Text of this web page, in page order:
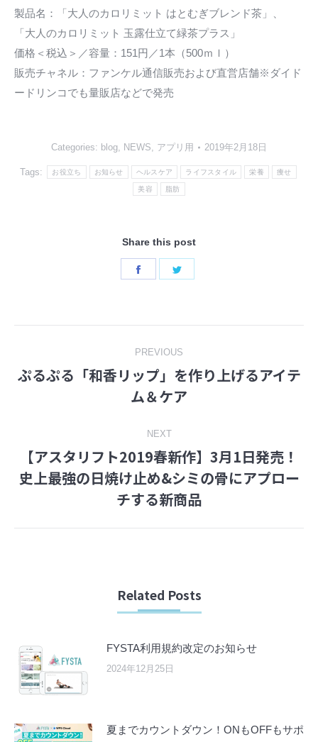
製品名：「大人のカロリミット はとむぎブレンド茶」、
「大人のカロリミット 玉露仕立て緑茶プラス」
価格＜税込＞／容量：151円／1本（500ｍｌ）
販売チャネル：ファンケル通信販売および直営店舗※ダイド
ードリンコでも量販店などで発売
Categories: blog, NEWS, アプリ用 2019年2月18日
Tags: お役立ち お知らせ ヘルスケア ライフスタイル 栄養 痩せ
美容 脂肪
Share this post
Share
navigation
PREVIOUS
Previous
post:
ぷるぷる「和香リップ」を作り上げるアイテ
ム＆ケア
NEXT
Next
post:
【アスタリフト2019春新作】3月1日発売！
史上最強の日焼け止め&シミの骨にアプロー
チする新商品
Related Posts
FYSTA利用規約改定のお知らせ
2024年12月25日
夏までカウントダウン！ONもOFFもサポ